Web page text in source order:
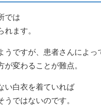
では
れます。
うですが、患者さんによっ
が変わることが難点。
い白衣を着ていれば
うではないのです。